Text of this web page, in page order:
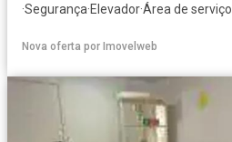
·Segurança·Elevador·Área de serviço
Nova oferta por Imovelweb